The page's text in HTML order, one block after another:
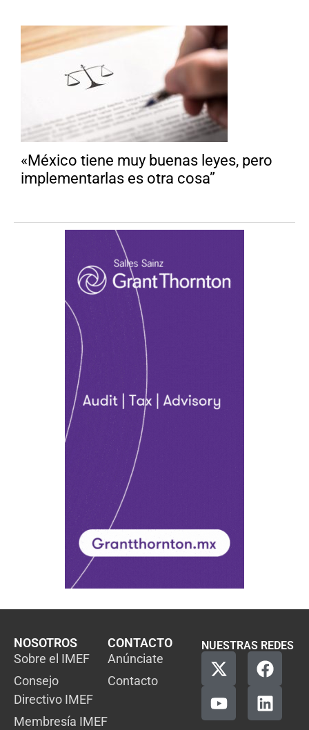
«México tiene muy buenas leyes, pero
implementarlas es otra cosa”
NOSOTROS
Sobre el IMEF
Consejo
Directivo IMEF
Membresía IMEF
CONTACTO
Anúnciate
Contacto
NUESTRAS REDES